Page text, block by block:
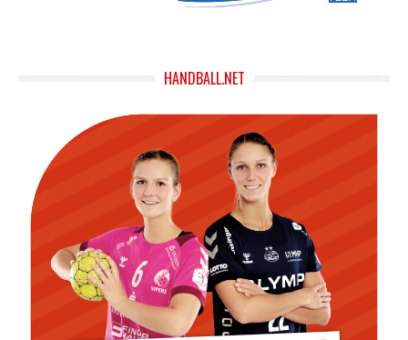
HANDBALL.NET